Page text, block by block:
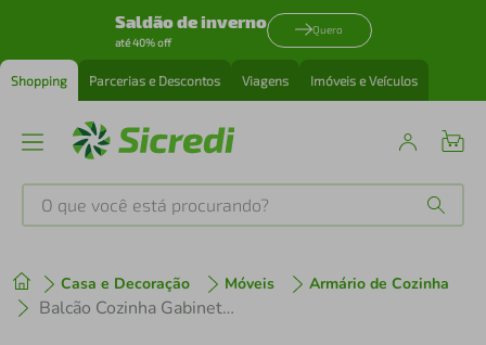
Saldão de inverno
até 40% off
Quero
Shopping Parcerias e Descontos Viagens Imóveis e Veículos
O que você está procurando?
Casa e Decoração Móveis Armário de Cozinha
Balcão Cozinha Gabinete Pia 150 cm 3 Portas 1 Gaveta Veneza Multimóveis MP3740.895 Preto
1º tenis